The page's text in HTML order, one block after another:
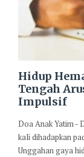
Hidup
Tengah
Impulsif
Doa Anak Yatim -
kali dihadapkan
Unggahan gaya